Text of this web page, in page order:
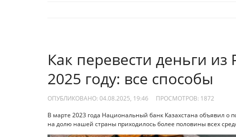
Как перевести деньги из
2025 году: все способы
ОПУБЛИКОВАНО: 04.08.2025, 19:46 ПРОСМОТРОВ: 1872
В марте 2023 года Национальный банк Казахстана объявил о
на долю нашей страны приходилось более половины всех